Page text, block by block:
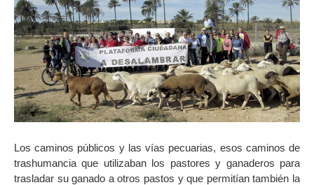
Los caminos públicos y las vías pecuarias, esos caminos de
trashumancia que utilizaban los pastores y ganaderos para
trasladar su ganado a otros pastos y que permitían también la